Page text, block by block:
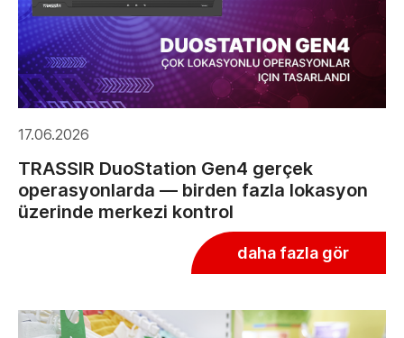
17.06.2026
TRASSIR DuoStation Gen4 gerçek
operasyonlarda — birden fazla lokasyon
üzerinde merkezi kontrol
daha fazla gör